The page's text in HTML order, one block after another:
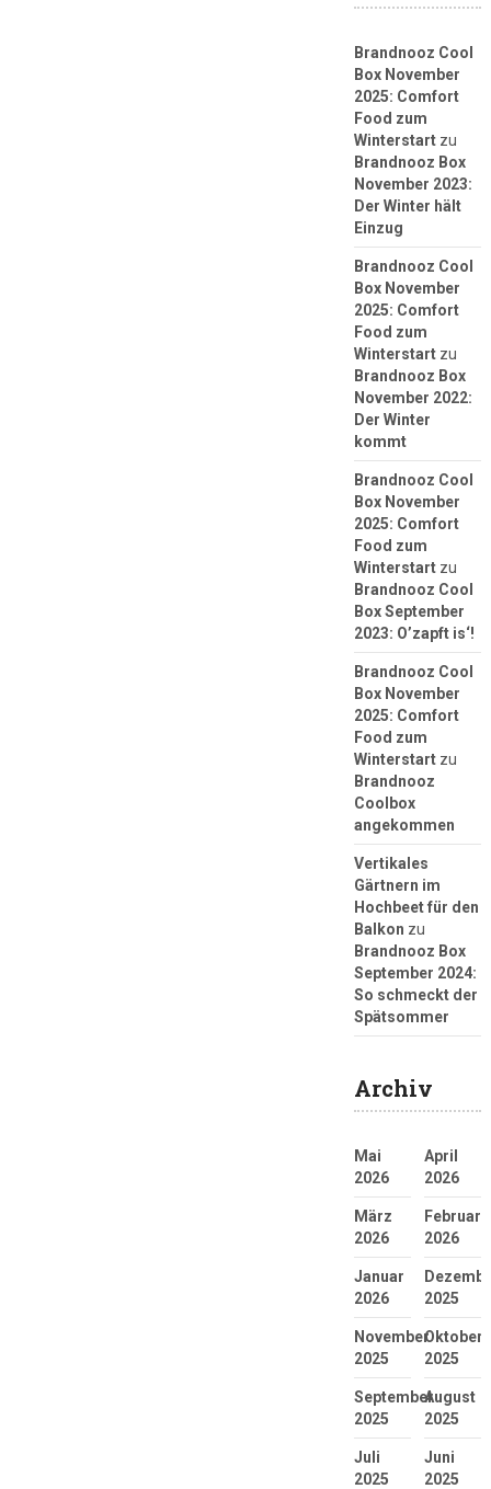
Brandnooz Cool
Box November
2025: Comfort
Food zum
Winterstartzu
Brandnooz Box
November 2023:
Der Winter hält
Einzug
Brandnooz Cool
Box November
2025: Comfort
Food zum
Winterstartzu
Brandnooz Box
November 2022:
Der Winter
kommt
Brandnooz Cool
Box November
2025: Comfort
Food zum
Winterstartzu
Brandnooz Cool
Box September
2023: O’zapft is‘!
Brandnooz Cool
Box November
2025: Comfort
Food zum
Winterstartzu
Brandnooz
Coolbox
angekommen
Vertikales
Gärtnern im
Hochbeet für den
Balkon zu
Brandnooz Box
September 2024:
So schmeckt der
Spätsommer
Archiv
Mai
2026
April
2026
März
2026
Februar
2026
Januar
2026
2025
November
2025
Oktober
2025
September
2025
August
2025
Juli
2025
Juni
2025